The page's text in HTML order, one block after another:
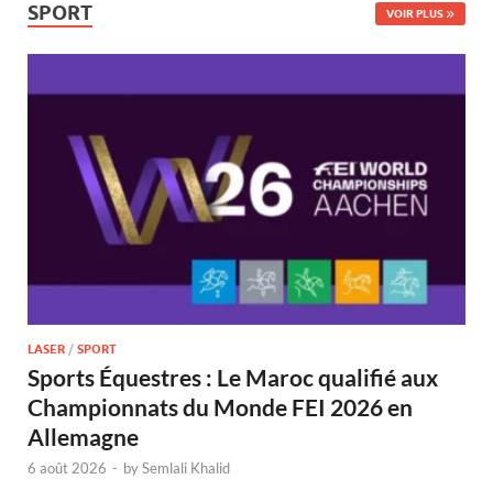
SPORT VOIR PLUS
LASER / SPORT
Sports Équestres : Le Maroc qualifié aux
Championnats du Monde FEI 2026 en
Allemagne
6 août 2026 - bySemlali Khalid